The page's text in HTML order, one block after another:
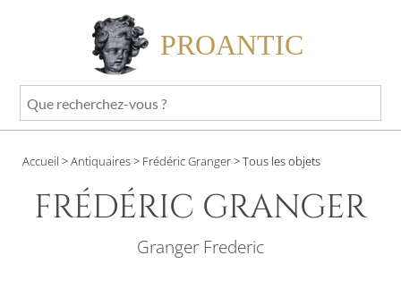
PROANTIC
Que
recherchez-
?
Accueil >Antiquaires> Frédéric Granger>Tous les objets
FRÉDÉRIC GRANGER
Granger Frederic